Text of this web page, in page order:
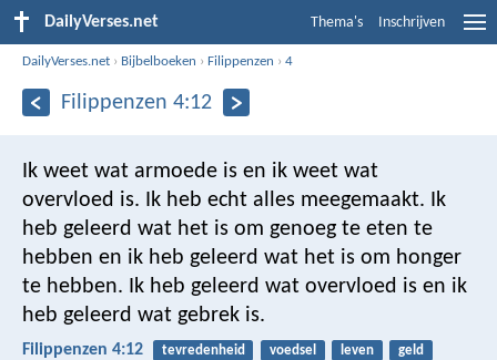
DailyVerses.net Thema's Inschrijven
DailyVerses.net › Bijbelboeken ›Filippenzen ›4
Filippenzen 4:12
Ik weet wat armoede is en ik weet wat
overvloed is. Ik heb echt alles meegemaakt. Ik
heb geleerd wat het is om genoeg te eten te
hebben en ik heb geleerd wat het is om honger
te hebben. Ik heb geleerd wat overvloed is en ik
heb geleerd wat gebrek is.
Filippenzen 4:12 tevredenheid voedsel leven
geld